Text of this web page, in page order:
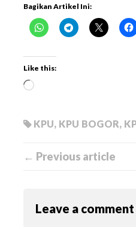
Bagikan Artikel Ini:
Like this:
KPU, KPU BOGOR,
← Previous article
Leave a comment